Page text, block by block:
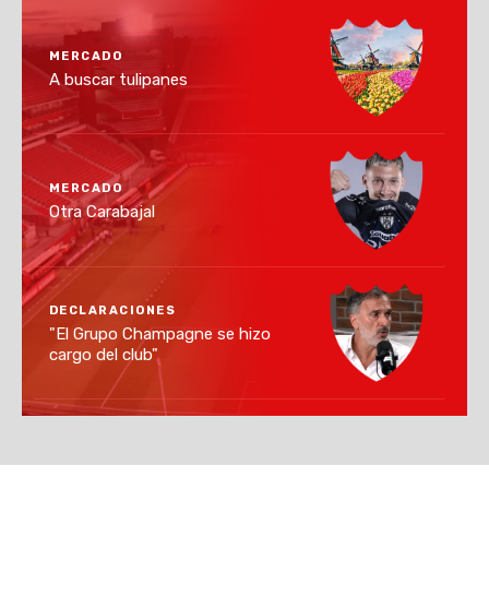
MERCADO
A buscar tulipanes
MERCADO
Otra Carabajal
DECLARACIONES
"El Grupo Champagne se hizo
cargo del club"